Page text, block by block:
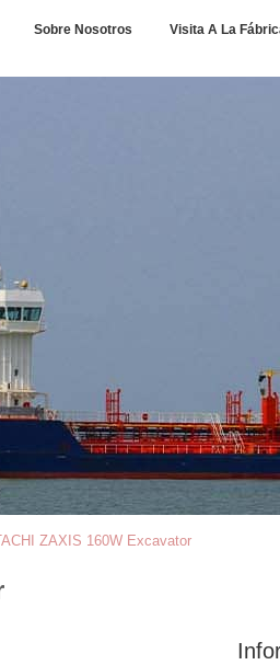
Sobre Nosotros Visita A La
ZAXIS 160W Excavator